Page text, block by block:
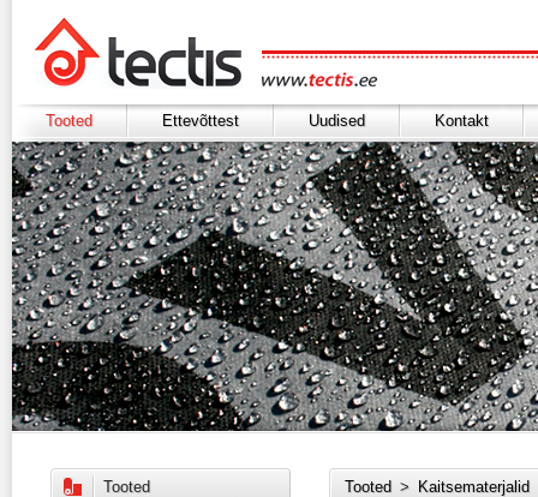
Tooted Ettevõttest Uudised Kontakt
Tooted Tooted > Kaitsematerjalid